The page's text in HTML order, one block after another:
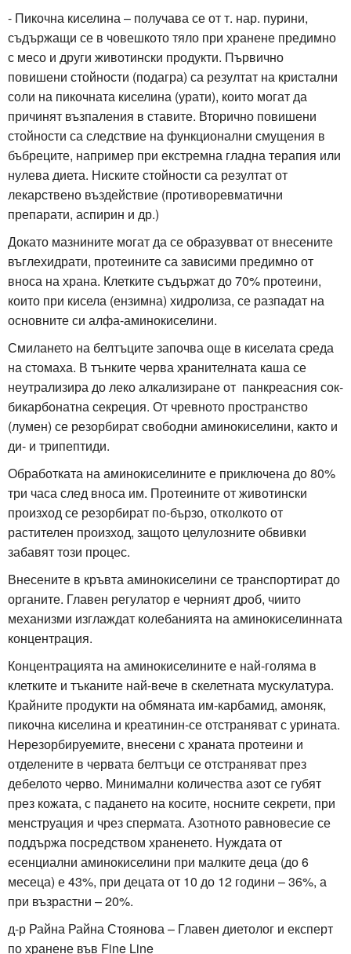
- Пикочна киселина – получава се от т. нар. пурини,
съдържащи се в човешкото тяло при хранене предимно
с месо и други животински продукти. Първично
повишени стойности (подагра) са резултат на кристални
соли на пикочната киселина (урати), които могат да
причинят възпаления в ставите. Вторично повишени
стойности са следствие на функционални смущения в
бъбреците, например при екстремна гладна терапия или
нулева диета. Ниските стойности са резултат от
лекарствено въздействие (противоревматични
препарати, аспирин и др.)
Докато мазнините могат да се образувват от внесените
въглехидрати, протеините са зависими предимно от
вноса на храна. Клетките съдържат до 70% протеини,
които при кисела (ензимна) хидролиза, се разпадат на
основните си алфа-аминокиселини.
Смилането на белтъците започва още в киселата среда
на стомаха. В тънките черва хранителната каша се
неутрализира до леко алкализиране от панкреасния сок-
бикарбонатна секреция. От чревното пространство
(лумен) се резорбират свободни аминокиселини, както и
ди- и трипептиди.
Обработката на аминокиселините е приключена до 80%
три часа след вноса им. Протеините от животински
произход се резорбират по-бързо, отколкото от
растителен произход, защото целулозните обвивки
забавят този процес.
Внесените в кръвта аминокиселини се транспортират до
органите. Главен регулатор е черният дроб, чиито
механизми изглаждат колебанията на аминокиселинната
концентрация.
Концентрацията на аминокиселините е най-голяма в
клетките и тъканите най-вече в скелетната мускулатура.
Крайните продукти на обмяната им-карбамид, амоняк,
пикочна киселина и креатинин-се отстраняват с урината.
Нерезорбируемите, внесени с храната протеини и
отделените в червата белтъци се отстраняват през
дебелото черво. Минимални количества азот се губят
през кожата, с падането на косите, носните секрети, при
менструация и чрез спермата. Азотното равновесие се
поддържа посредством храненето. Нуждата от
есенциални аминокиселини при малките деца (до 6
месеца) е 43%, при децата от 10 до 12 години – 36%, а
при възрастни – 20%.
д-р Райна Райна Стоянова – Главен диетолог и експерт
по хранене във Fine Line